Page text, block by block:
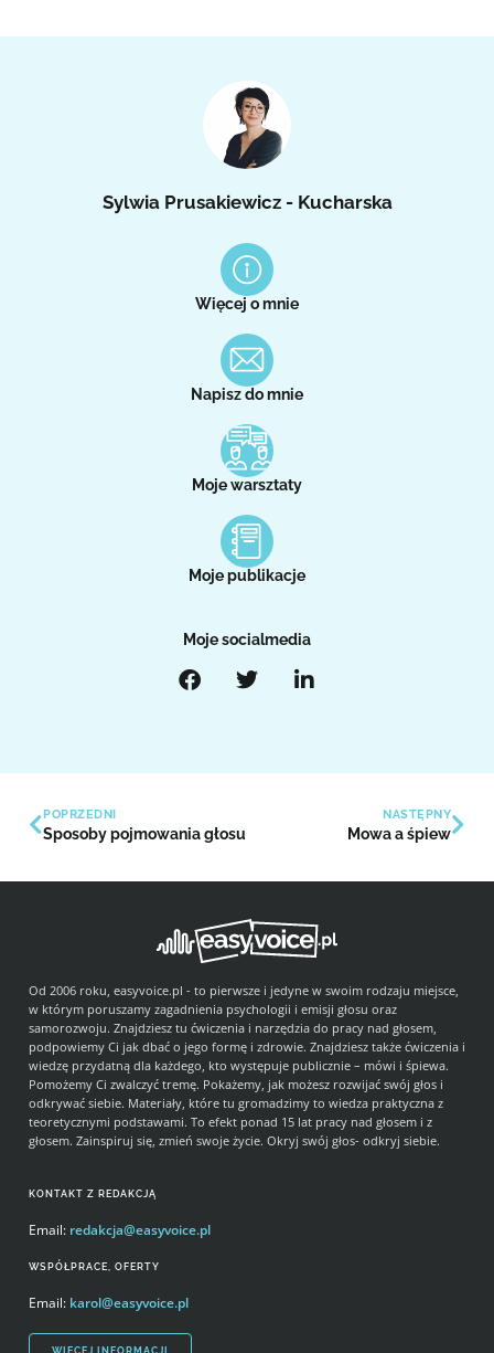
Sylwia Prusakiewicz - Kucharska
Więcej o mnie
Napisz do mnie
Moje warsztaty
Moje publikacje
Moje socialmedia
POPRZEDNI
Sposoby pojmowania głosu
NASTĘPNY
Mowa a śpiew
KONTAKT Z REDAKCJĄ
Email: redakcja@easyvoice.pl
WSPÓŁPRACE, OFERTY
Email: karol@easyvoice.pl
WIĘCEJ INFORMACJI
Od 2006 roku, easyvoice.pl - to pierwsze i jedyne w swoim rodzaju miejsce,
w którym poruszamy zagadnienia psychologii i emisji głosu oraz
samorozwoju. Znajdziesz tu ćwiczenia i narzędzia do pracy nad głosem,
podpowiemy Ci jak dbać o jego formę i zdrowie. Znajdziesz także ćwiczenia i
wiedzę przydatną dla każdego, kto występuje publicznie – mówi i śpiewa.
Pomożemy Ci zwalczyć tremę. Pokażemy, jak możesz rozwijać swój głos i
odkrywać siebie. Materiały, które tu gromadzimy to wiedza praktyczna z
teoretycznymi podstawami. To efekt ponad 15 lat pracy nad głosem i z
głosem. Zainspiruj się, zmień swoje życie. Okryj swój głos- odkryj siebie.